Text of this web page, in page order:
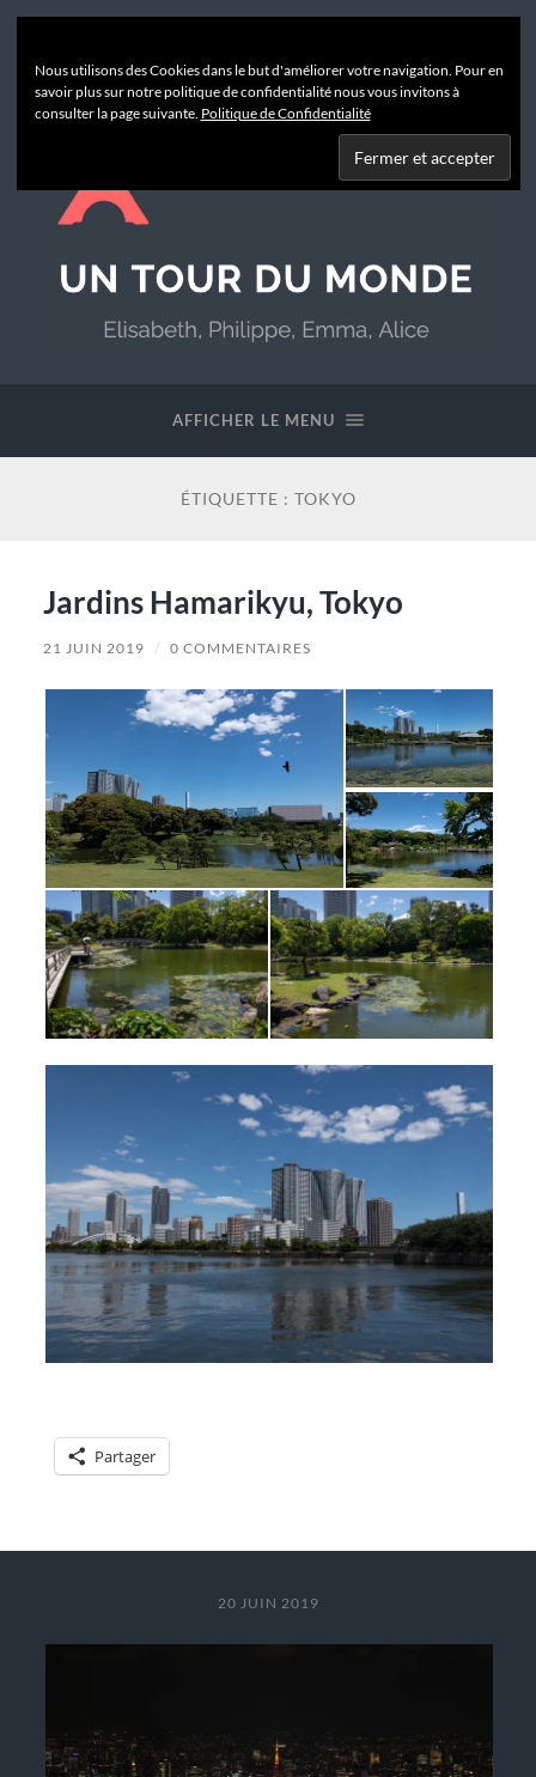
AFFICHER LE MENU
ÉTIQUETTE : TOKYO
Jardins Hamarikyu, Tokyo
21 JUIN 2019 / 0 COMMENTAIRES
Partager
20 JUIN 2019
Nous utilisons des Cookies dans le but d'améliorer votre navigation. Pour en
savoir plus sur notre politique de confidentialité nous vous invitons à
consulter la page suivante. Politique de Confidentialité